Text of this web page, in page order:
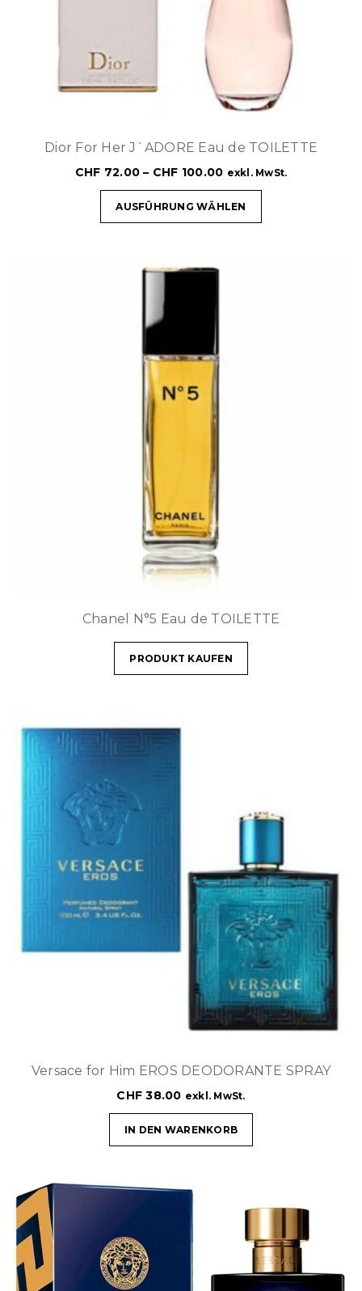
Dior For Her J`ADORE Eau de TOILETTE
CHF 72.00 – CHF 100.00 exkl. MwSt.
AUSFÜHRUNG WÄHLEN
Chanel N°5 Eau de TOILETTE
PRODUKT KAUFEN
Versace for Him EROS DEODORANTE SPRAY
CHF 38.00 exkl. MwSt.
IN DEN WARENKORB